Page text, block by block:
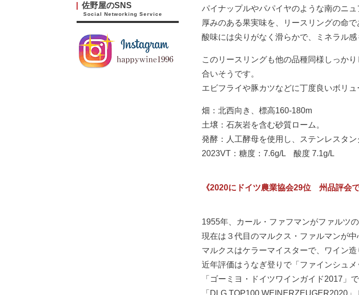
佐野屋のSNS
Social Networking Service
パイナップルやパパイヤのような南のニュ
厚みのある果実味を、リースリングの命
酸味には尖りがなく滑らかで、ミネラル
このリースリングも他の品種同様しっか
合いそうです。
エビフライや豚カツなどに丁度良いボリ
畑：北西向き、標高160-180m
土壌：石灰岩を含む砂質ローム。
発酵：人工酵母を使用し、ステンレスタ
2023VT：糖度：7.6g/L 酸度 7.1g/L
《2020にドイツ農業協会29位 州品評会
1955年、カール・ファフマンがファルツ
現在は３代目のマルクス・ファルマンが
マルクスはケラーマイスターで、ワイン
近年評価はうなぎ登りで「ファインシュ
「ゴーミヨ・ドイツワインガイド2017」で